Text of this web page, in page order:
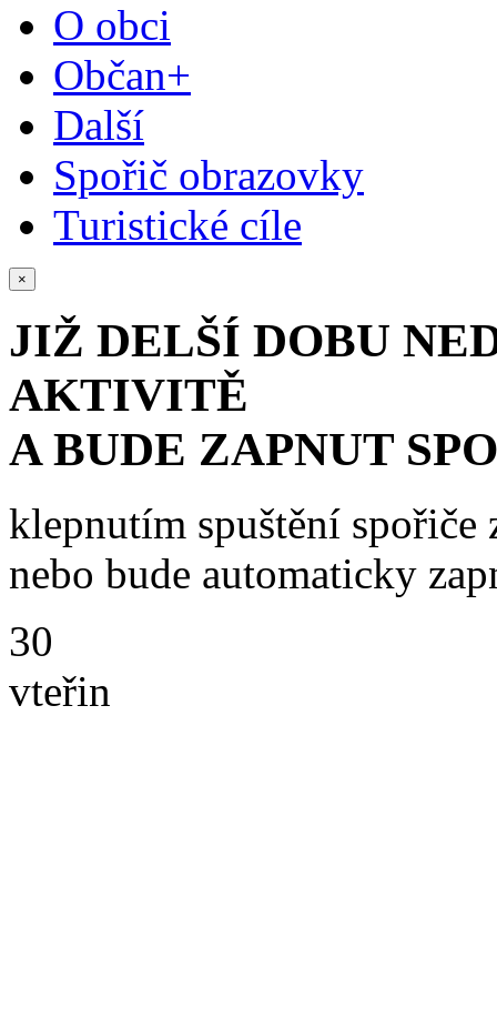
O obci
Občan+
Další
Spořič obrazovky
Turistické cíle
×
JIŽ DELŠÍ DOBU
AKTIVITĚ
A BUDE ZAPNUT
klepnutím spuštění spořiče
nebo bude automaticky
30
vteřin